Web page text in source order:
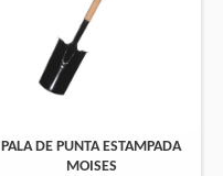
PALA DE PUNTA ESTAMPADA
MOISES